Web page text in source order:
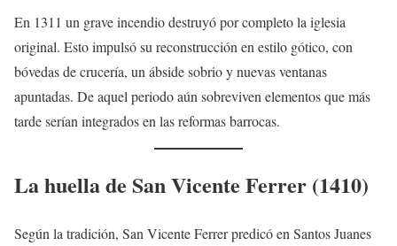
En 1311 un grave incendio destruyó por completo la iglesia
original. Esto impulsó su reconstrucción en estilo gótico, con
bóvedas de crucería, un ábside sobrio y nuevas ventanas
apuntadas. De aquel periodo aún sobreviven elementos que más
tarde serían integrados en las reformas barrocas.
La huella de San Vicente Ferrer (1410)
Según la tradición, San Vicente Ferrer predicó en Santos Juanes